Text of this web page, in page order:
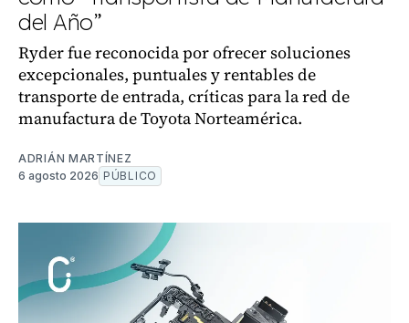
del Año”
Ryder fue reconocida por ofrecer soluciones
excepcionales, puntuales y rentables de
transporte de entrada, críticas para la red de
manufactura de Toyota Norteamérica.
ADRIÁN MARTÍNEZ
6 agosto 2026 PÚBLICO